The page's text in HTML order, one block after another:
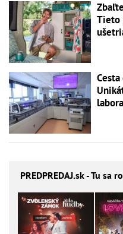
Tieto
PREDPREDAJ.sk - Tu sa